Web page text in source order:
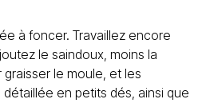
à foncer. Travaillez encore
le saindoux, moins la
graisser le moule, et les
en petits dés, ainsi que